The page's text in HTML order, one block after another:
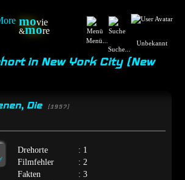
movie
&more
Menü...
Suche...
Unbekannt
in New York City (New
Die [1957]
Drehorte
: 1
Filmfehler
: 2
Fakten
: 3